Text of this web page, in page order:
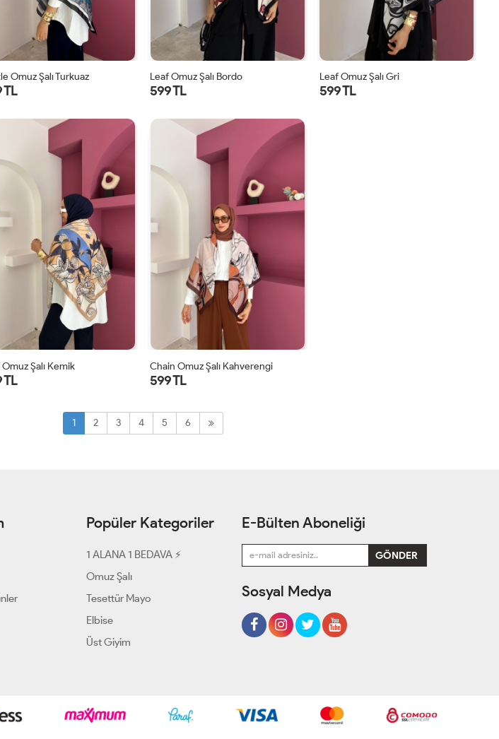
STD
Omuz Şalı Turkuaz
TL
STD
Leaf Omuz Şalı Bordo
599 TL
Leaf Omuz Şalı Gri
599 TL
STD
Şalı Kemik
TL
STD
Chain Omuz Şalı Kahverengi
599 TL
1 2 3 4 5 6
Popüler Kategoriler
1 ALANA 1 BEDAVA ⚡
Omuz Şalı
Tesettür Mayo
Elbise
Üst Giyim
E-Bülten Aboneliği
Sosyal Medya